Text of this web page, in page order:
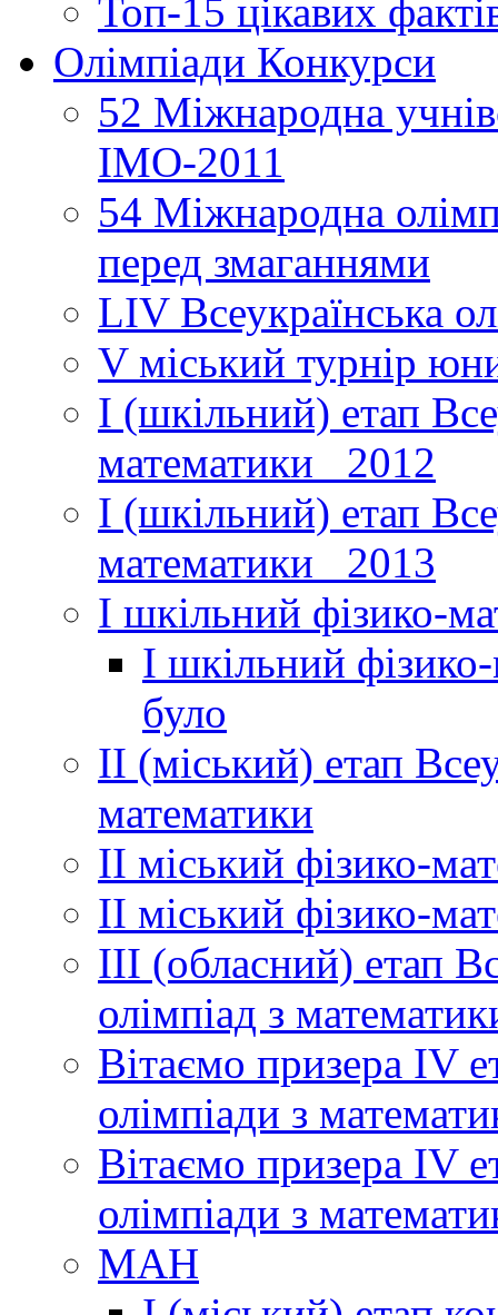
Топ-15 цікавих
Олімпіади Конкурси
52 Міжнародна
ІМО-2011
54 Міжнародна
перед змаганнями
LIV Всеукраїнська
V міський турнір
І (шкільний) етап
математики _2012
І (шкільний) етап
математики _2013
І шкільний фізико-
І шкільний
було
ІІ (міський) етап
математики
ІІ міський фізико-
ІІ міський фізико-
ІІІ (обласний) етап
олімпіад з
Вітаємо призера ІV
олімпіади з
Вітаємо призера ІV
олімпіади з
МАН